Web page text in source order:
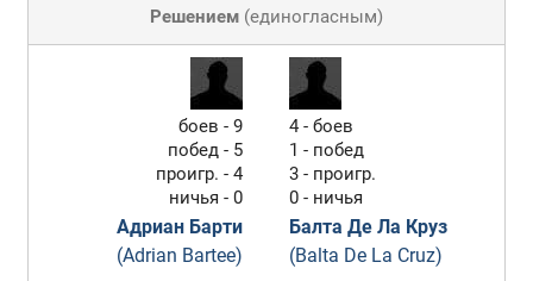
Решением(единогласным)
боев - 9
побед - 5
проигр. - 4
ничья - 0
Адриан Барти
(Adrian Bartee)
4 - боев
1 - побед
3 - проигр.
0 - ничья
Балта Де Ла Круз
(Balta De La Cruz)